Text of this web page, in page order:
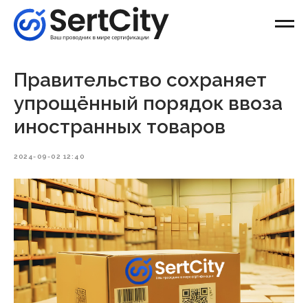
Правительство сохраняет
упрощённый порядок ввоза
иностранных товаров
2024-09-02 12:40